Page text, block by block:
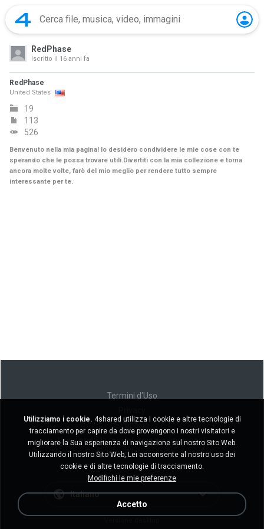
RedPhase
Iscritto il 16 anni fa
RedPhase
United States
19
113
526
Benvenuto nella mia pagina! Io desidero condividere le mie cose con te
sperando che le possa trovare utili.Divertiti con la mia collezione e torna
ancora molte volte, farò del mio meglio per rendere tutto sempre
interessante per te.
Termini d'Uso
Non venda le mie informazioni personali
Non condivida le mie informazioni personali
Italiano
Utilizziamo i cookie. 4shared utilizza i cookie e altre tecnologie di
tracciamento per capire da dove provengono i nostri visitatori e
migliorare la Sua esperienza di navigazione sul nostro Sito Web.
Utilizzando il nostro Sito Web, Lei acconsente al nostro uso dei
cookie e di altre tecnologie di tracciamento.
Modifichi le mie preferenze
Accetto